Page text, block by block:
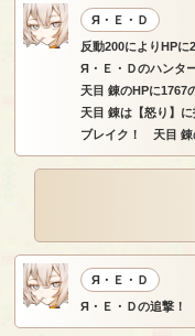
Я・Ｅ・Ｄ
反動200によりHPに
Я・Ｅ・Ｄのハンタ
天目 錬のHPに1767
天目 錬は【怒り】に
ブレイク！ 天目 錬
Я・Ｅ・Ｄ
Я・Ｅ・Ｄの追撃！